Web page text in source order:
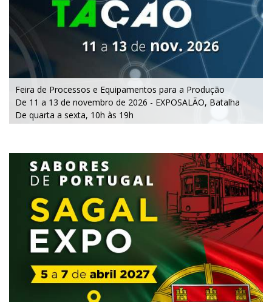
Feira de Processos e Equipamentos para a Produção
De 11 a 13 de novembro de 2026 - EXPOSALÃO, Batalha
De quarta a sexta, 10h às 19h